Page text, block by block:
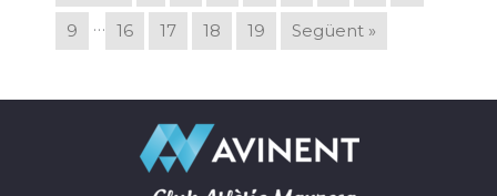
9 … 16 17 18 19 Següent »